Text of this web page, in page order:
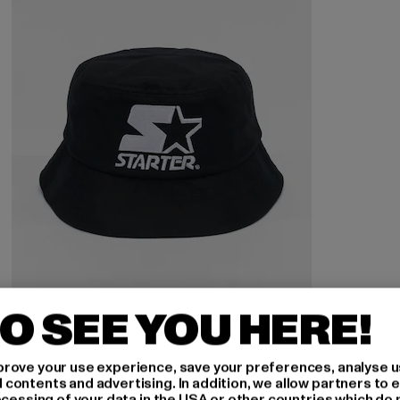
STARTER BLACK LABEL
Basic
25,99 EUR
Derzeitiger Preis: 25,99 EUR
39,99 EURAktionspreis: 39,99 EUR
SEE YOU HERE!
your use experience, save your preferences, analyse
and advertising. In addition, we allow partners to